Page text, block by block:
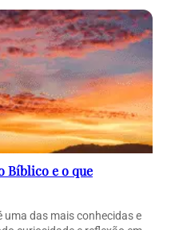
Bíblico e o que
uma das mais conhecidas e